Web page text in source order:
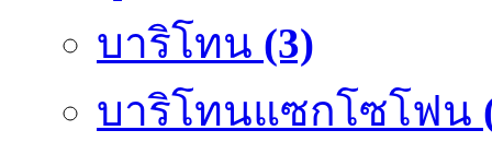
บาริโทน (3)
บาริโทนแซกโซโฟน